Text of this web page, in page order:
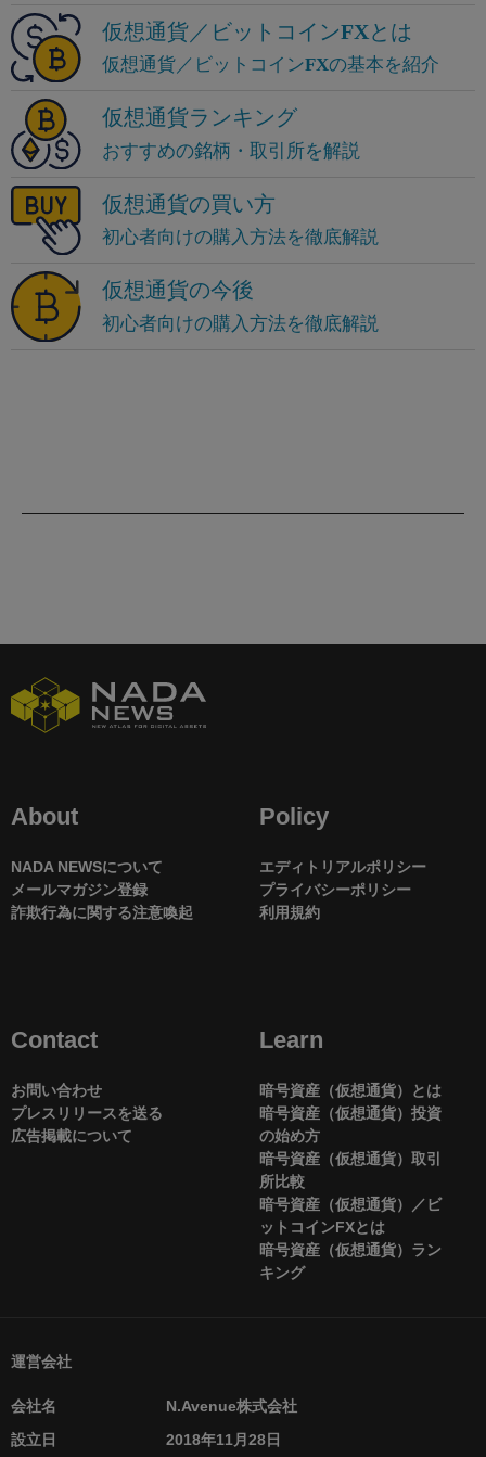
About
NADA NEWSについて
メールマガジン登録
詐欺行為に関する注意喚起
Policy
エディトリアルポリシー
プライバシーポリシー
利用規約
Contact
お問い合わせ
プレスリリースを送る
広告掲載について
Learn
暗号資産（仮想通貨）とは
暗号資産（仮想通貨）投資
の始め方
暗号資産（仮想通貨）取引
所比較
暗号資産（仮想通貨）／ビ
ットコインFXとは
暗号資産（仮想通貨）ラン
キング
運営会社
会社名
N.Avenue株式会社
設立日
2018年11月28日